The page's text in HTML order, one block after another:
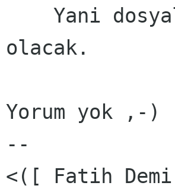
olacak.
Yorum yok ,-)
--
<([ Fatih